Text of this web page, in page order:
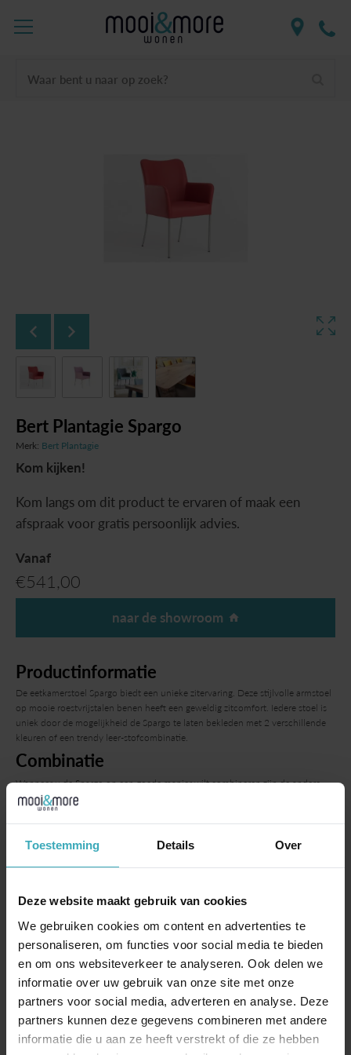
Toestemming Details Over
Deze website maakt gebruik van cookies
We gebruiken cookies om content en advertenties te
personaliseren, om functies voor social media te bieden
en om ons websiteverkeer te analyseren. Ook delen we
informatie over uw gebruik van onze site met onze
partners voor social media, adverteren en analyse. Deze
partners kunnen deze gegevens combineren met andere
informatie die u aan ze heeft verstrekt of die ze hebben
Waar bent u naar op zoek?
Bert Plantagie Spargo
Merk: Bert Plantagie
Kom kijken!
Kom langs om dit product te ervaren of maak een
afspraak voor gratis persoonlijk advies.
Vanaf
€541,00
naar de showroom
Productinformatie
De eetkamerstoel Spargo biedt een unieke zitervaring. Deze stijlvolle armstoel
op mooie roestvrijstalen benen heeft een geweldig zitcomfort. Iedere stoel is
uniek door de mogelijkheid de Spargo te laten bekleden met 2 verschillende
kleuren of een trendy leer-stofcombinatie.
Combinatie
Wanneer u de Spargo op een goede manier wilt combineren zijn de andere
stoelen uit deDuo
showroom staan zodat u de modellen naast elkaar kunt zien. Van harte
welkom!
Meer weten over Bert Plantagie? Klikhier
wielen
vierkante poot of freischwinger
leverbaar als XL-uitvoering
onderstel standaard RVS of Bert Plantagie lakkleur
2 kleuren stof/leer
label met eigen naam